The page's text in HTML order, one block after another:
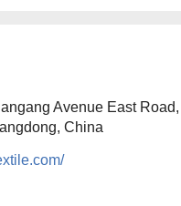
Avenue East
China